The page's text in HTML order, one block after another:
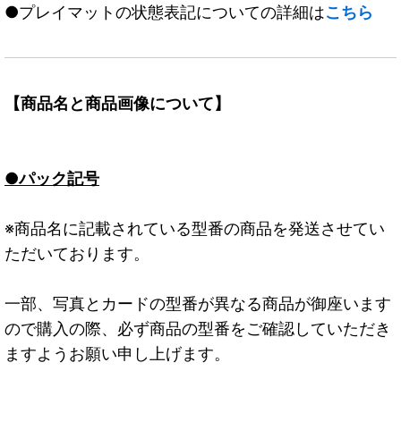
●プレイマットの状態表記についての詳細はこちら
【商品名と商品画像について】
●パック記号
※商品名に記載されている型番の商品を発送させてい
ただいております。
一部、写真とカードの型番が異なる商品が御座います
ので購入の際、必ず商品の型番をご確認していただき
ますようお願い申し上げます。